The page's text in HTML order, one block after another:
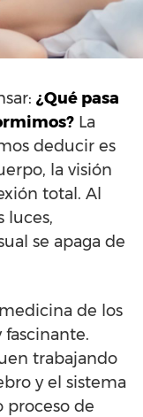
¿Qué pasa
La
deducir es
la visión
total. Al
luces,
se apaga de
de los
trabajando
y el sistema
proceso de